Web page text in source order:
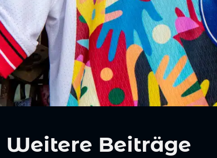
Weitere Beiträge